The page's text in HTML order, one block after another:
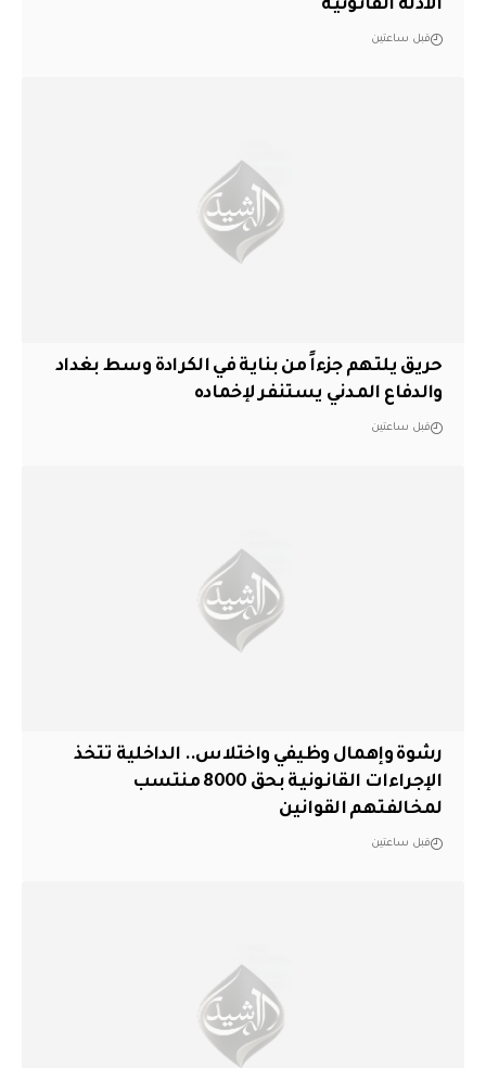
الأدلة القانونية
قبل ساعتين
حريق يلتهم جزءاً من بناية في الكرادة وسط بغداد
والدفاع المدني يستنفر لإخماده
قبل ساعتين
رشوة وإهمال وظيفي واختلاس.. الداخلية تتخذ
الإجراءات القانونية بحق 8000 منتسب
لمخالفتهم القوانين
قبل ساعتين